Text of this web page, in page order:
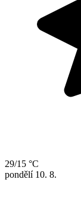
29/15 °C
pondělí 10. 8.